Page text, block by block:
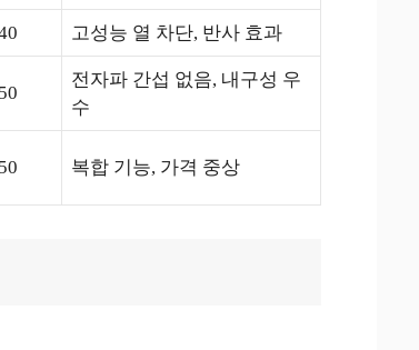
고성능 열 차단, 반사 효과
전자파 간섭 없음, 내구성 우
수
복합 기능, 가격 중상